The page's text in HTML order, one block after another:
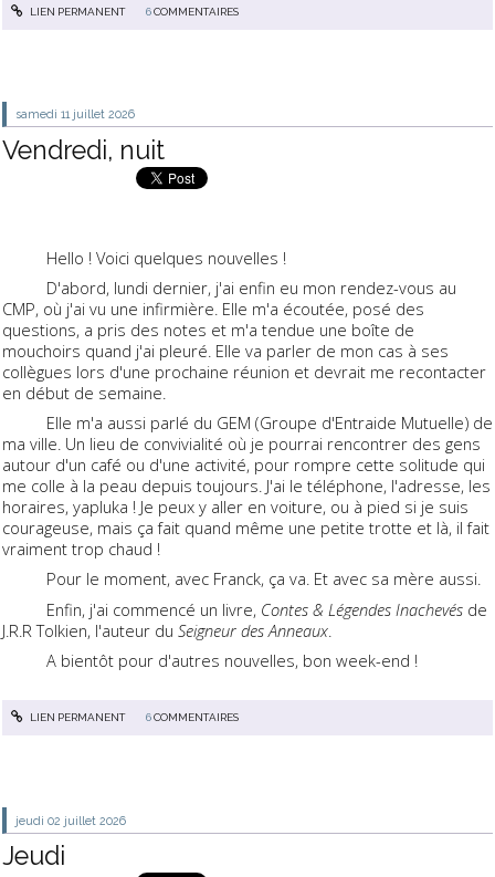
LIEN PERMANENT 6COMMENTAIRES
samedi 11 juillet 2026
Vendredi, nuit
Hello ! Voici quelques nouvelles !
D'abord, lundi dernier, j'ai enfin eu mon rendez-vous au
CMP, où j'ai vu une infirmière. Elle m'a écoutée, posé des
questions, a pris des notes et m'a tendue une boîte de
mouchoirs quand j'ai pleuré. Elle va parler de mon cas à ses
collègues lors d'une prochaine réunion et devrait me recontacter
en début de semaine.
Elle m'a aussi parlé du GEM (Groupe d'Entraide Mutuelle) de
ma ville. Un lieu de convivialité où je pourrai rencontrer des gens
autour d'un café ou d'une activité, pour rompre cette solitude qui
me colle à la peau depuis toujours. J'ai le téléphone, l'adresse, les
horaires, yapluka ! Je peux y aller en voiture, ou à pied si je suis
courageuse, mais ça fait quand même une petite trotte et là, il fait
vraiment trop chaud !
Pour le moment, avec Franck, ça va. Et avec sa mère aussi.
Enfin, j'ai commencé un livre, Contes & Légendes Inachevés de
J.R.R Tolkien, l'auteur du Seigneur des Anneaux
A bientôt pour d'autres nouvelles, bon week-end !
LIEN PERMANENT 6COMMENTAIRES
jeudi 02 juillet 2026
Jeudi